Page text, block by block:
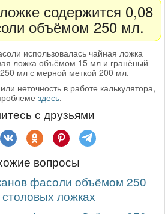
содержится 0,08
объёмом 250 мл.
использовалась чайная ложка
ложка объёмом 15 мл и гранёный
мл с мерной меткой 200 мл.
неточность в работе калькулятора,
здесь.
с друзьями
вопросы
фасоли объёмом 250
ложках